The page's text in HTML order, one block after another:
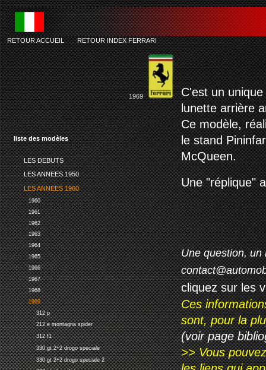
liste des modèles
LES DEBUTS
LES ANNEES 1950
LES ANNEES 1960
1960
1961
1962
1963
1964
1965
1966
1967
1968
1969
312 p
212 e montagna spider
312 f1
330 gt 2+2 drogo speciale
330 gt 2+2 drogo speciale 2
RETOUR ACCUEIL-RETOUR INDEX FERRARI
1969
C'est un
lunette arrière
Ce modèle,
le stand
McQueen.
Une "réplique"
Une question, un
cliquez sur les
Ces
sont, pour la
(voir page
>> Vous